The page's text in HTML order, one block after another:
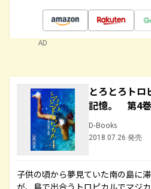
AD
とろとろト
記憶。 第4巻
D-Books
2018.07.26 発売
子供の頃から夢見ていた南の島に
が、島で出合うトロピカルでマジ